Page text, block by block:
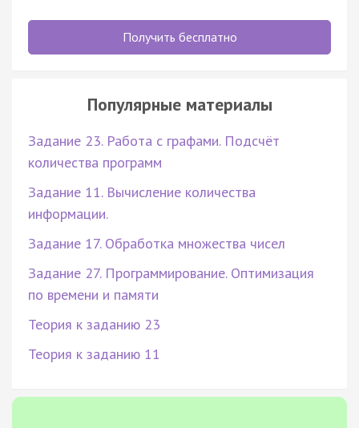
Получить бесплатно
Популярные материалы
Задание 23. Работа с графами. Подсчёт
количества программ
Задание 11. Вычисление количества
информации.
Задание 17. Обработка множества чисел
Задание 27. Программирование. Оптимизация
по времени и памяти
Теория к заданию 23
Теория к заданию 11